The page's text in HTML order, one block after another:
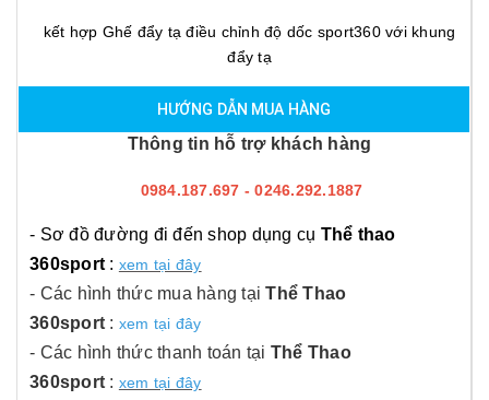
kết hợp Ghế đẩy tạ điều chỉnh độ dốc sport360 với khung
đẩy tạ
HƯỚNG DẪN MUA HÀNG
Thông tin hỗ trợ khách hàng
0984.187.697 - 0246.292.1887
- Sơ đồ đường đi đến shop dụng cụ Thể thao
360sport : xem tại đây
- Các hình thức mua hàng tạiThể Thao
360sport : xem tại đây
- Các hình thức thanh toán tại Thể Thao
360sport : xem tại đây